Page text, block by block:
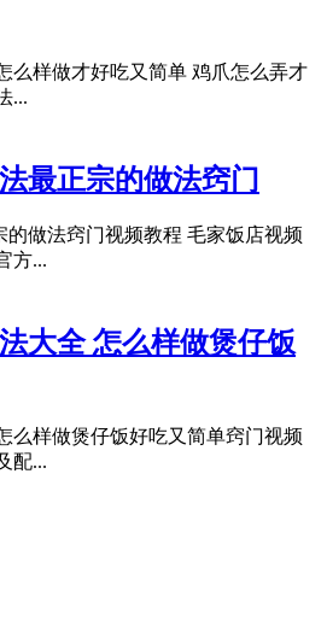
么样做才好吃又简单 鸡爪怎么弄才
...
最正宗的做法窍门
做法窍门视频教程 毛家饭店视频
方...
大全 怎么样做煲仔饭
么样做煲仔饭好吃又简单窍门视频
配...